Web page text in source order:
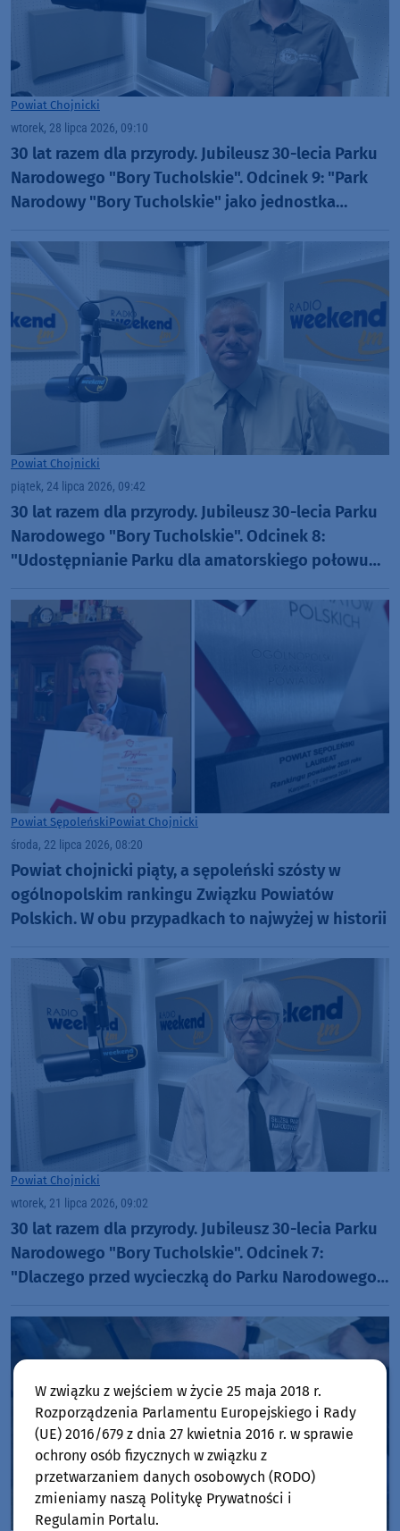
Powiat Chojnicki
wtorek, 28 lipca 2026, 09:10
30 lat razem dla przyrody. Jubileusz 30-lecia Parku
Narodowego "Bory Tucholskie". Odcinek 9: "Park
Narodowy "Bory Tucholskie" jako jednostka
Powiat Chojnicki
piątek, 24 lipca 2026, 09:42
30 lat razem dla przyrody. Jubileusz 30-lecia Parku
Narodowego "Bory Tucholskie". Odcinek 8:
"Udostępnianie Parku dla amatorskiego połowu
Powiat SępoleńskiPowiat Chojnicki
środa, 22 lipca 2026, 08:20
Powiat chojnicki piąty, a sępoleński szósty w
ogólnopolskim rankingu Związku Powiatów
Polskich. W obu przypadkach to najwyżej w historii
Powiat Chojnicki
wtorek, 21 lipca 2026, 09:02
30 lat razem dla przyrody. Jubileusz 30-lecia Parku
Narodowego "Bory Tucholskie". Odcinek 7:
"Dlaczego przed wycieczką do Parku Narodowego
W związku z wejściem w życie 25 maja 2018 r.
Rozporządzenia Parlamentu Europejskiego i Rady
(UE) 2016/679 z dnia 27 kwietnia 2016 r. w sprawie
ochrony osób fizycznych w związku z
przetwarzaniem danych osobowych (RODO)
zmieniamy naszą Politykę Prywatności i
Regulamin Portalu.